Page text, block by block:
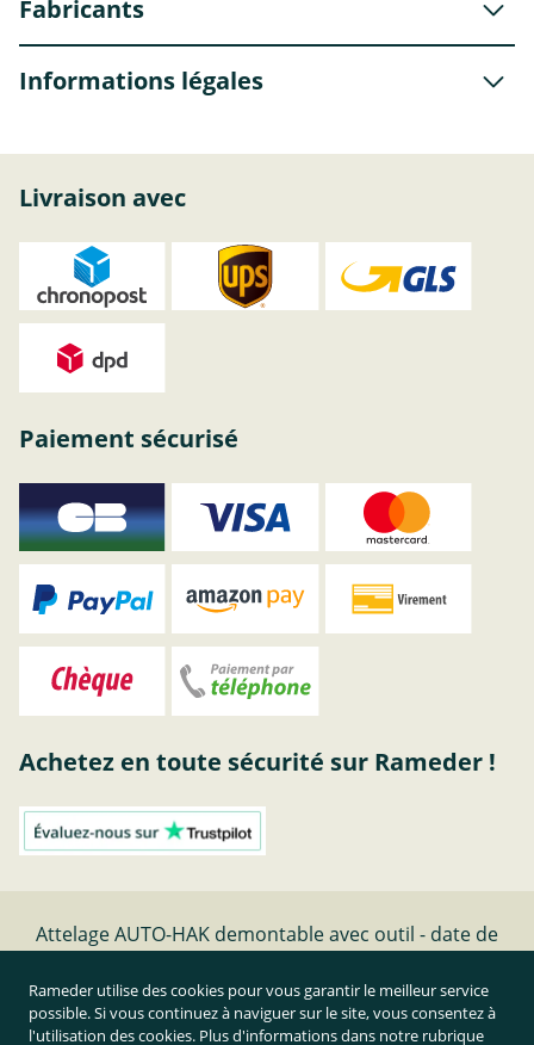
Fabricants
Informations légales
Livraison avec
Paiement sécurisé
Achetez en toute sécurité sur Rameder !
Attelage AUTO-HAK demontable avec outil - date de
Résilier le contrat
Rameder utilise des cookies pour vous garantir le meilleur service
possible. Si vous continuez à naviguer sur le site, vous consentez à
l'utilisation des cookies. Plus d'informations dans notre rubrique